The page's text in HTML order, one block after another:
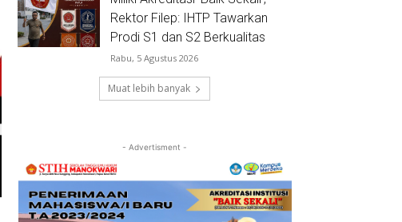
Rektor Filep: IHTP Tawarkan
Prodi S1 dan S2 Berkualitas
Rabu, 5 Agustus 2026
Muat lebih banyak
- Advertisment -